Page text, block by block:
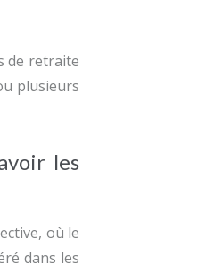
de retraite
plusieurs
les
où le
dans les